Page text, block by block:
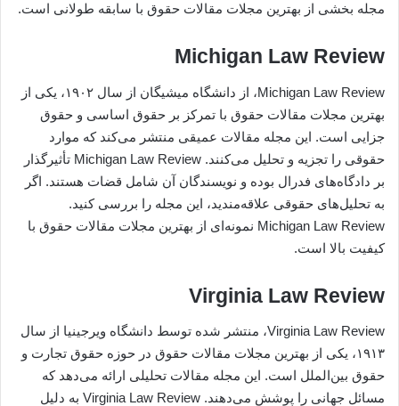
مجله بخشی از بهترین مجلات مقالات حقوق با سابقه طولانی است.
Michigan Law Review
Michigan Law Review، از دانشگاه میشیگان از سال ۱۹۰۲، یکی از
بهترین مجلات مقالات حقوق با تمرکز بر حقوق اساسی و حقوق
جزایی است. این مجله مقالات عمیقی منتشر می‌کند که موارد
حقوقی را تجزیه و تحلیل می‌کنند. Michigan Law Review تأثیرگذار
بر دادگاه‌های فدرال بوده و نویسندگان آن شامل قضات هستند. اگر
به تحلیل‌های حقوقی علاقه‌مندید، این مجله را بررسی کنید.
Michigan Law Review نمونه‌ای از بهترین مجلات مقالات حقوق با
کیفیت بالا است.
Virginia Law Review
Virginia Law Review، منتشر شده توسط دانشگاه ویرجینیا از سال
۱۹۱۳، یکی از بهترین مجلات مقالات حقوق در حوزه حقوق تجارت و
حقوق بین‌الملل است. این مجله مقالات تحلیلی ارائه می‌دهد که
مسائل جهانی را پوشش می‌دهند. Virginia Law Review به دلیل